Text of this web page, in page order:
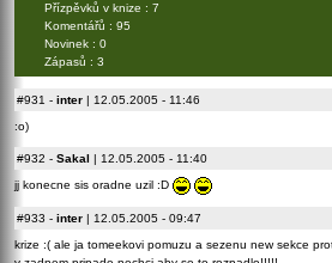
Přízpěvků v knize : 7
Komentářů : 95
Novinek : 0
Zápasů : 3
#931 - inter | 12.05.2005 - 11:46
:o)
#932 - Sakal | 12.05.2005 - 11:40
jj konecne sis oradne uzil :D
#933 - inter | 12.05.2005 - 09:47
krize :( ale ja tomeekovi pomuzu a sezenu new sekce